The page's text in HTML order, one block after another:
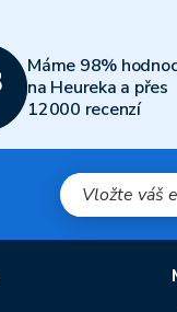
Máme 98%
na Heureka a přes
12000 recenzí